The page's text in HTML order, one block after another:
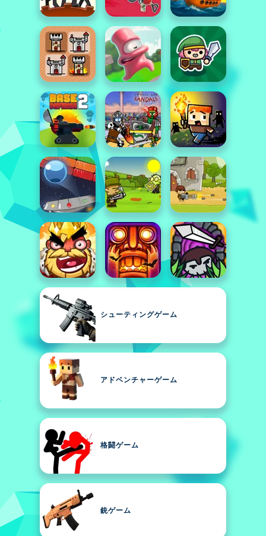
シューティングゲーム
アドベンチャーゲーム
格闘ゲーム
銃ゲーム